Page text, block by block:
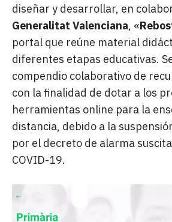
diseñar y desarrollar, en
Generalitat Valenciana, «
portal que reúne material
diferentes etapas educativas.
compendio colaborativo de
con la finalidad de dotar a los
herramientas online para la
distancia, debido a la
por el decreto de alarma
COVID-19.